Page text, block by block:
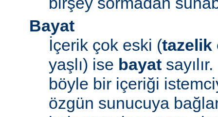
Bayat
İçerik çok eski (tazelik
yaşlı) ise bayat
böyle bir içeriği
özgün sunucuya